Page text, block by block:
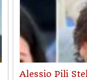
Alessio Pili